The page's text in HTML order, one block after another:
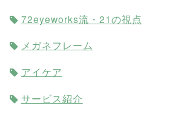
72eyeworks流・21の視点
メガネフレーム
アイケア
サービス紹介